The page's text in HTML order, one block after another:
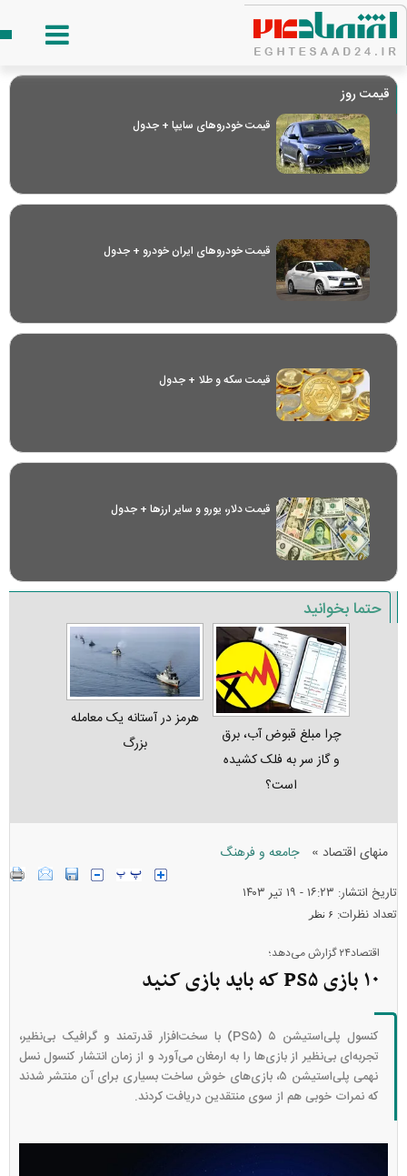
قیمت روز
قیمت خودرو‌های سایپا + جدول
قیمت خودرو‌های ایران خودرو + جدول
قیمت سکه و طلا + جدول
قیمت دلار، یورو و سایر ارز‌ها + جدول
حتما بخوانید
چرا مبلغ قبوض آب، برق
و گاز سر به فلک کشیده
است؟
هرمز در آستانه یک معامله
بزرگ
منهای اقتصاد » جامعه و فرهنگ
تاریخ انتشار: ۱۶:۲۳ - ۱۹ تير ۱۴۰۳
تعداد نظرات: ۶ نظر
اقتصاد۲۴ گزارش می‌دهد؛
۱۰ بازی PS۵ که باید بازی کنید
کنسول پلی‌استیشن ۵ (PS۵) با سخت‌افزار قدرتمند و گرافیک بی‌نظیر،
تجربه‌ای بی‌نظیر از بازی‌ها را به ارمغان می‌آورد و از زمان انتشار کنسول نسل
نهمی پلی‌استیشن ۵، بازی‌های خوش ساخت بسیاری برای آن منتشر شدند
که نمرات خوبی هم از سوی منتقدین دریافت کردند.